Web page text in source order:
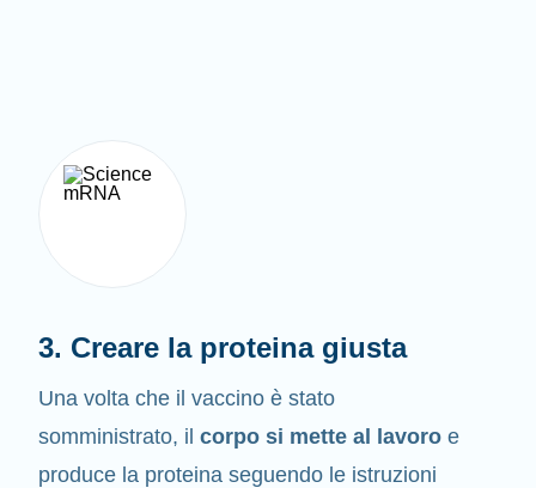
3. Creare la proteina giusta
Una volta che il vaccino è stato
somministrato, il corpo si mette al lavoro e
produce la proteina seguendo le istruzioni